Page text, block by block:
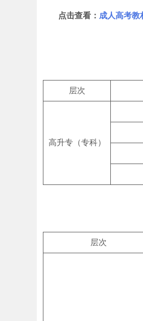
点击查看： 成人高考教
层次
高升专（专科）
层次